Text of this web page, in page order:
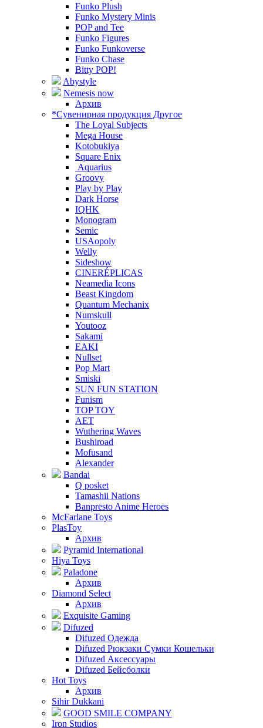
Funko Plush
Funko Mystery Minis
POP and Tee
Funko Figures
Funko Funkoverse
Funko Chase
Bitty POP!
Abystyle
Nemesis now
Архив
*Сувенирная продукция Другое
The Loyal Subjects
Mega House
Kotobukiya
Square Enix
Aquarius
Groovy
Play by Play
Dark Horse
IQHK
Monogram
Semic
USAopoly
Welly
Sideshow
CINERÉPLICAS
Neamedia Icons
Beast Kingdom
Quantum Mechanix
Numskull
Youtooz
Sakami
EAKI
Nullset
Pop Mart
Smiski
SUN FUN STATION
Funism
TOP TOY
AET
Wuthering Waves
Bushiroad
Mofusand
Alexander
Bandai
Q posket
Tamashii Nations
Banpresto Anime Heroes
McFarlane Toys
PlasToy
Архив
Pyramid International
Hiya Toys
Paladone
Архив
Diamond Select
Архив
Exquisite Gaming
Difuzed
Difuzed Одежда
Difuzed Рюкзаки Сумки Кошельки
Difuzed Аксессуары
Difuzed Бейсболки
Hot Toys
Архив
Sihir Dukkani
GOOD SMILE COMPANY
Iron Studios